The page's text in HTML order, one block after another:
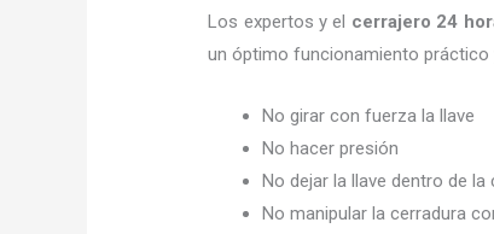
Los expertos y el cerrajero 24
un óptimo funcionamiento
No girar con fuerza la llave
No hacer presión
No dejar la llave dentro de la
No manipular la cerradura